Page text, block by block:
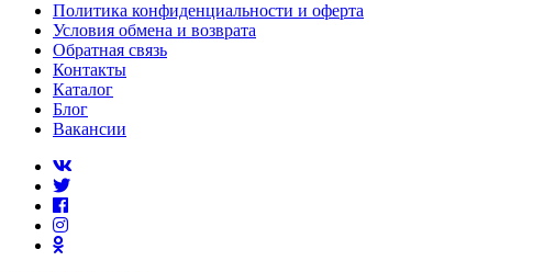
Политика конфиденциальности и оферта
Условия обмена и возврата
Обратная связь
Контакты
Каталог
Блог
Вакансии